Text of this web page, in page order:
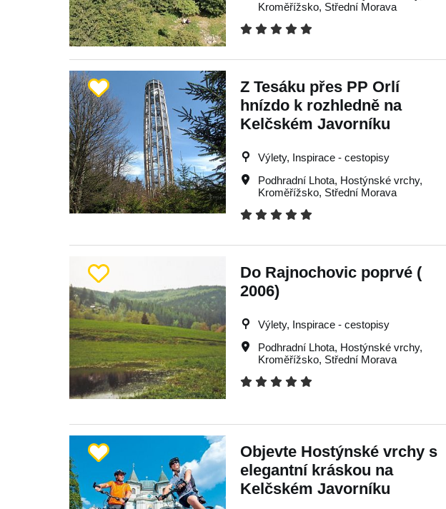
Kroměřížsko, Střední Morava
Z Tesáku přes PP Orlí
hnízdo k rozhledně na
Kelčském Javorníku
Výlety, Inspirace - cestopisy
Podhradní Lhota, Hostýnské vrchy,
Kroměřížsko, Střední Morava
Do Rajnochovic poprvé (
2006)
Výlety, Inspirace - cestopisy
Podhradní Lhota, Hostýnské vrchy,
Kroměřížsko, Střední Morava
Objevte Hostýnské vrchy s
elegantní kráskou na
Kelčském Javorníku